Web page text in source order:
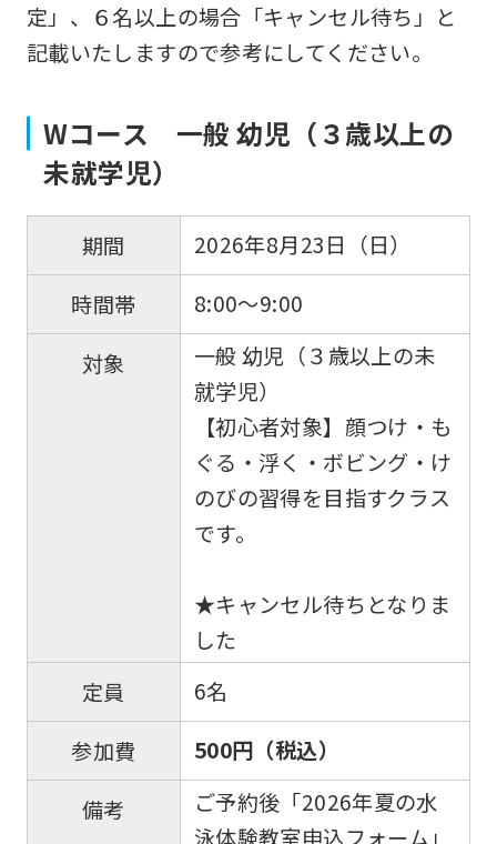
定」、６名以上の場合「キャンセル待ち」と
記載いたしますので参考にしてください。
Wコース 一般 幼児（３歳以上の
未就学児）
期間
2026年8月23日（日）
時間帯
8:00～9:00
対象
一般 幼児（３歳以上の未
就学児）
【初心者対象】顔つけ・も
ぐる・浮く・ボビング・け
のびの習得を目指すクラス
です。
★キャンセル待ちとなりま
した
定員
6名
参加費
500円（税込）
備考
ご予約後「2026年夏の水
泳体験教室申込フォーム」